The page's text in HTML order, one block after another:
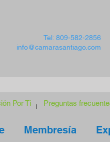
Tel: 809-582-2856
info@camarasantiago.com
Por Ti Preguntas
Membresía